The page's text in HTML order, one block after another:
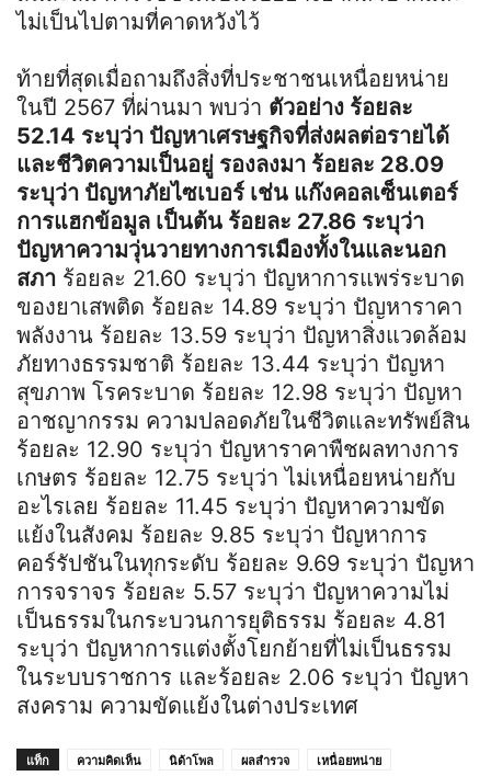
ไม่เป็นไปตามที่คาดหวังไว้
ท้ายที่สุดเมื่อถามถึงสิ่งที่ประชาชนเหนื่อยหน่าย
ในปี 2567 ที่ผ่านมา พบว่า ตัวอย่าง ร้อยละ
52.14 ระบุว่า ปัญหาเศรษฐกิจที่ส่งผลต่อรายได้
และชีวิตความเป็นอยู่ รองลงมา ร้อยละ 28.09
ระบุว่า ปัญหาภัยไซเบอร์ เช่น แก๊งคอลเซ็นเตอร์
การแฮกข้อมูล เป็นต้น ร้อยละ 27.86 ระบุว่า
ปัญหาความวุ่นวายทางการเมืองทั้งในและนอก
สภา ร้อยละ 21.60 ระบุว่า ปัญหาการแพร่ระบาด
ของยาเสพติด ร้อยละ 14.89 ระบุว่า ปัญหาราคา
พลังงาน ร้อยละ 13.59 ระบุว่า ปัญหาสิ่งแวดล้อม
ภัยทางธรรมชาติ ร้อยละ 13.44 ระบุว่า ปัญหา
สุขภาพ โรคระบาด ร้อยละ 12.98 ระบุว่า ปัญหา
อาชญากรรม ความปลอดภัยในชีวิตและทรัพย์สิน
ร้อยละ 12.90 ระบุว่า ปัญหาราคาพืชผลทางการ
เกษตร ร้อยละ 12.75 ระบุว่า ไม่เหนื่อยหน่ายกับ
อะไรเลย ร้อยละ 11.45 ระบุว่า ปัญหาความขัด
แย้งในสังคม ร้อยละ 9.85 ระบุว่า ปัญหาการ
คอร์รัปชันในทุกระดับ ร้อยละ 9.69 ระบุว่า ปัญหา
การจราจร ร้อยละ 5.57 ระบุว่า ปัญหาความไม่
เป็นธรรมในกระบวนการยุติธรรม ร้อยละ 4.81
ระบุว่า ปัญหาการแต่งตั้งโยกย้ายที่ไม่เป็นธรรม
ในระบบราชการ และร้อยละ 2.06 ระบุว่า ปัญหา
สงคราม ความขัดแย้งในต่างประเทศ
แท็ก ความคิดเห็น นิด้าโพล ผลสำรวจ เหนื่อยหน่าย